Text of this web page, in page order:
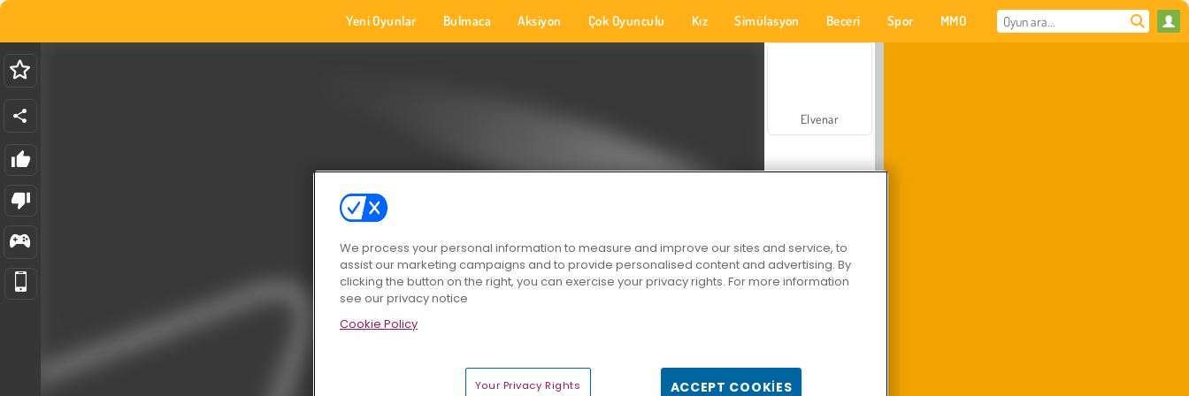
Yeni Oyunlar Bulmaca Aksiyon Çok Oyunculu Kız Simülasyon Beceri Spor MMO
Elvenar
We process your personal information to measure and improve our sites and service, to
assist our marketing campaigns and to provide personalised content and advertising. By
clicking the button on the right, you can exercise your privacy rights. For more information
see our privacy notice
Cookie Policy
Your Privacy Rights ACCEPT COOKIES